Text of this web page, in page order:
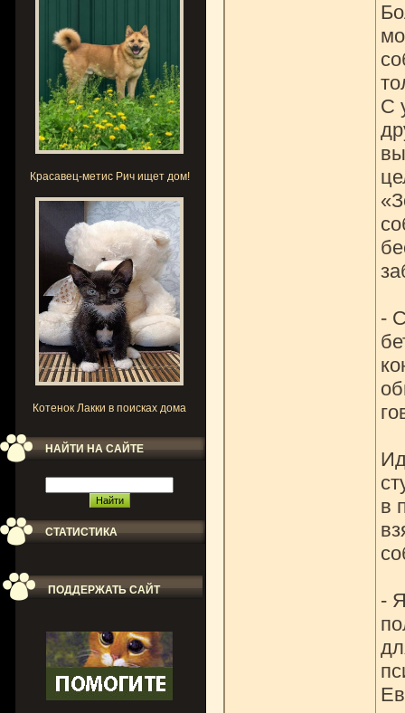
Красавец-метис Рич ищет дом!
Котенок Лакки в поисках дома
НАЙТИ НА САЙТЕ
СТАТИСТИКА
ПОДДЕРЖАТЬ САЙТ
С
-
в
-